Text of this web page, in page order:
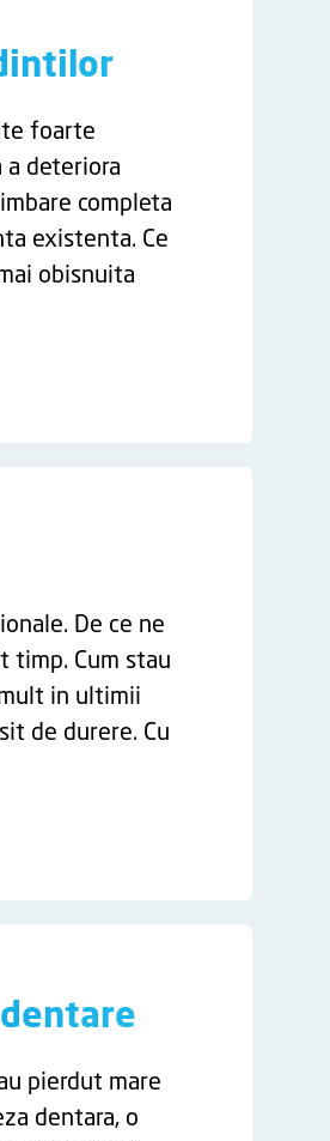
foarte
a deteriora
completa
existenta. Ce
obisnuita
De ce ne
timp. Cum stau
in ultimii
de durere. Cu
pierdut mare
dentara, o